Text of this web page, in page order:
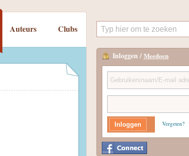
Auteurs Clubs
Inloggen / Meedoen
Vergeten?